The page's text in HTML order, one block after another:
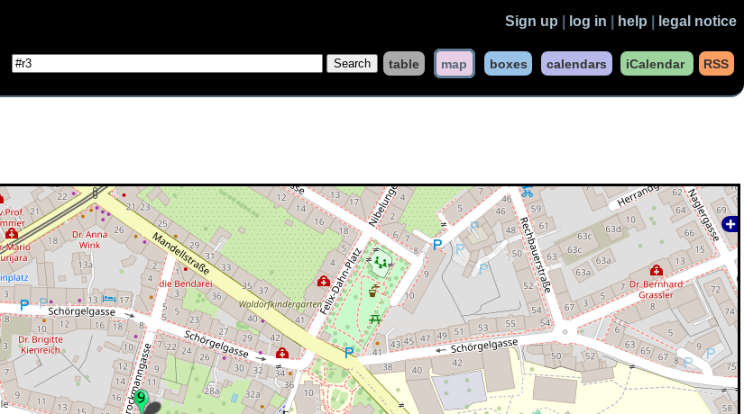
Sign up log in help legal notice
table map boxes calendars iCalendar RSS